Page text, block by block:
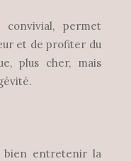
permet
et de profiter du
plus cher, mais
bien entretenir la